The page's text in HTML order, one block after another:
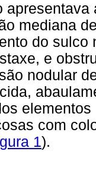
mediana
do
e
nodular
com
1).